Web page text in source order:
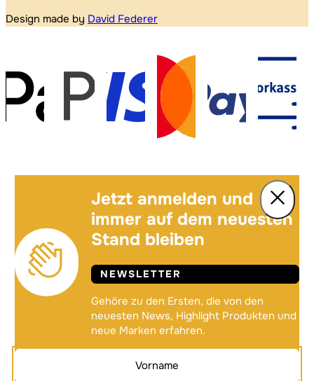
Design made by David Federer
Jetzt anmelden und
immer auf dem neuesten
Stand bleiben
NEWSLETTER
Gehöre zu den Ersten, die von den
neuesten News, Highlight Produkten und
neue Marken erfahren.